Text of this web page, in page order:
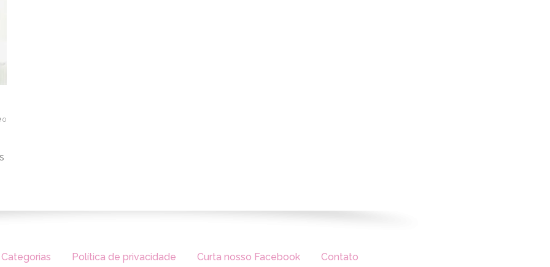
0
Categorias Política de privacidade Curta nosso Facebook Contato